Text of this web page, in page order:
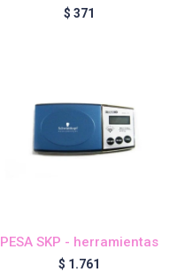
$ 371
PESA SKP - herramientas
$ 1.761